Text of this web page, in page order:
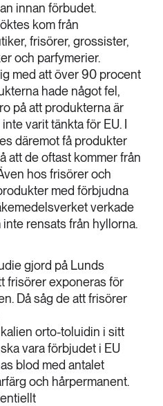
innan förbudet.
kom från
frisörer, grossister,
och parfymerier.
med att över 90 procent
hade något fel,
på att produkterna är
varit tänkta för EU. I
däremot få produkter
att de oftast kommer från
hos frisörer och
med förbjudna
verkade
rensats från hyllorna.
gjord på Lunds
frisörer exponeras för
Då såg de att frisörer
orto-toluidin i sitt
vara förbjudet i EU
blod med antalet
och hårpermanent.